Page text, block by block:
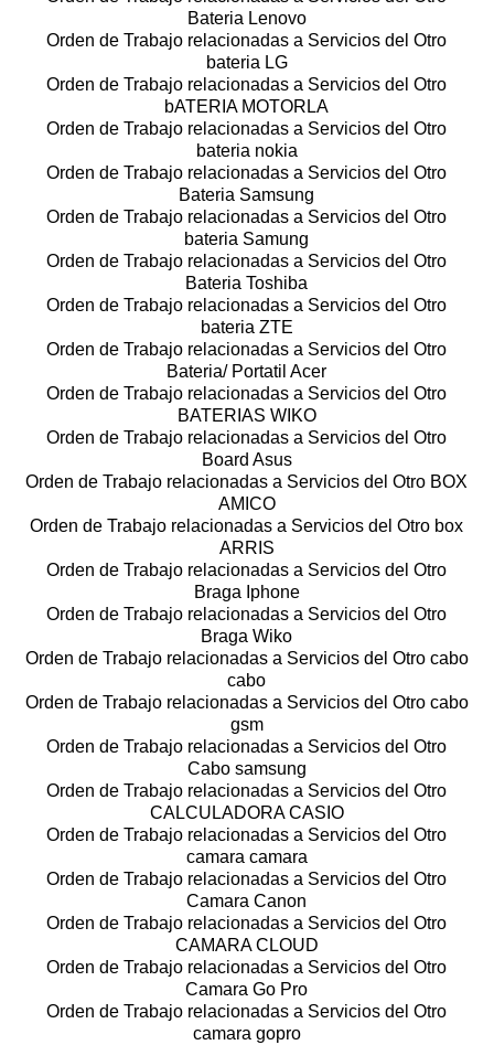
Bateria Lenovo
Orden de Trabajo relacionadas a Servicios del Otro
bateria LG
Orden de Trabajo relacionadas a Servicios del Otro
bATERIA MOTORLA
Orden de Trabajo relacionadas a Servicios del Otro
bateria nokia
Orden de Trabajo relacionadas a Servicios del Otro
Bateria Samsung
Orden de Trabajo relacionadas a Servicios del Otro
bateria Samung
Orden de Trabajo relacionadas a Servicios del Otro
Bateria Toshiba
Orden de Trabajo relacionadas a Servicios del Otro
bateria ZTE
Orden de Trabajo relacionadas a Servicios del Otro
Bateria/ Portatil Acer
Orden de Trabajo relacionadas a Servicios del Otro
BATERIAS WIKO
Orden de Trabajo relacionadas a Servicios del Otro
Board Asus
Orden de Trabajo relacionadas a Servicios del Otro BOX
AMICO
Orden de Trabajo relacionadas a Servicios del Otro box
ARRIS
Orden de Trabajo relacionadas a Servicios del Otro
Braga Iphone
Orden de Trabajo relacionadas a Servicios del Otro
Braga Wiko
Orden de Trabajo relacionadas a Servicios del Otro cabo
cabo
Orden de Trabajo relacionadas a Servicios del Otro cabo
gsm
Orden de Trabajo relacionadas a Servicios del Otro
Cabo samsung
Orden de Trabajo relacionadas a Servicios del Otro
CALCULADORA CASIO
Orden de Trabajo relacionadas a Servicios del Otro
camara camara
Orden de Trabajo relacionadas a Servicios del Otro
Camara Canon
Orden de Trabajo relacionadas a Servicios del Otro
CAMARA CLOUD
Orden de Trabajo relacionadas a Servicios del Otro
Camara Go Pro
Orden de Trabajo relacionadas a Servicios del Otro
camara gopro